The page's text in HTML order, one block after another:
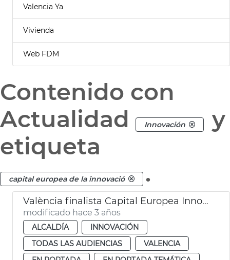
Valencia Ya
Vivienda
Web FDM
Contenido con
Actualidad
Innovación
y
etiqueta
capital europea de la innovació .
València finalista Capital Europea Innovación
modificado hace 3 años
ALCALDÍA
INNOVACIÓN
TODAS LAS AUDIENCIAS
VALENCIA